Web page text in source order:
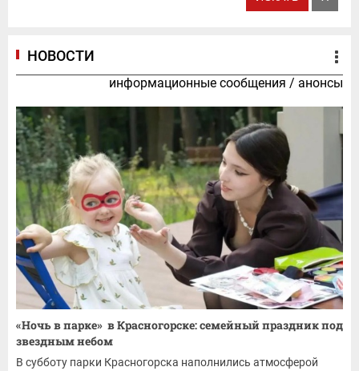
НОВОСТИ
информационные сообщения / анонсы
«Ночь в парке» в Красногорске: семейный праздник под
звездным небом
В субботу парки Красногорска наполнились атмосферой